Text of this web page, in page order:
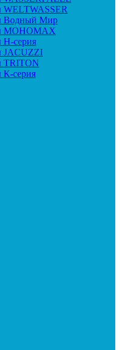
Водный Мир
МОНОМАХ
серия
JACUZZI
TRITON
серия